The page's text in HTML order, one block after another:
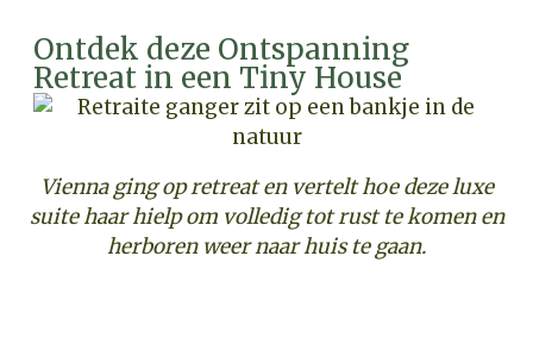
Ontdek deze Ontspanning
Retreat in een Tiny House
Vienna ging op retreat en vertelt hoe deze luxe
suite haar hielp om volledig tot rust te komen en
herboren weer naar huis te gaan.